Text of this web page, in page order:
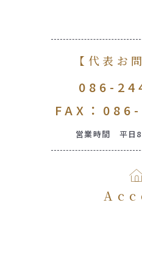
【代表お
086-
FAX：
営業時間 平日